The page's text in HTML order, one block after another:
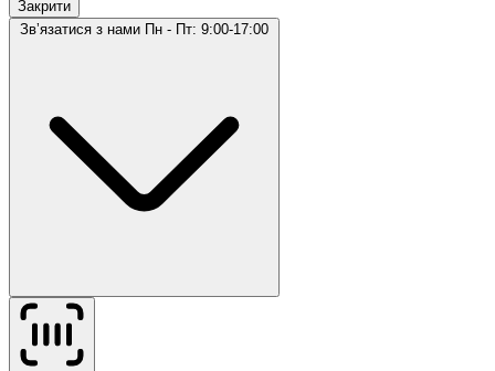
Закрити
Звʼязатися з нами
Пн - Пт: 9:00-17:00